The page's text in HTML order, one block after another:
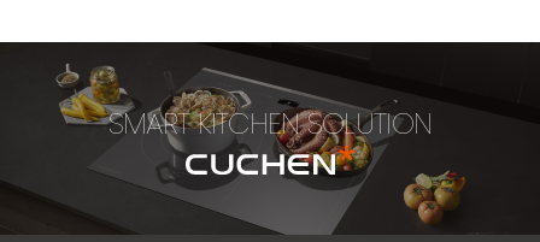
SMART KITCHEN SOLUTION